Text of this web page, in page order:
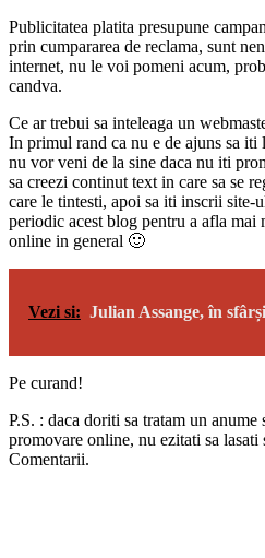
Publicitatea platita presupune
prin cumpararea de reclama, sunt
internet, nu le voi pomeni acum,
candva.
Ce ar trebui sa inteleaga un
In primul rand ca nu e de ajuns sa
nu vor veni de la sine daca nu iti
sa creezi continut text in care sa se
care le tintesti, apoi sa iti inscrii site-
periodic acest blog pentru a afla mai
online in general 🙂
Vezi si: Julian Assange, în
Pe curand!
P.S. : daca doriti sa tratam un anume
promovare online, nu ezitati sa lasati
Comentarii.